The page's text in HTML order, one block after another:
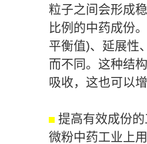
粒子之间会形成
比例的中药成份
平衡值)、延展性
而不同。这种结
吸收，这也可以
提高有效成份
微粉中药工业上